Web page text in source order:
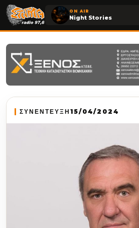
ON AIR
Night Stories
ΣΥΝΕΝΤΕΥΞΗ 15/04/2024